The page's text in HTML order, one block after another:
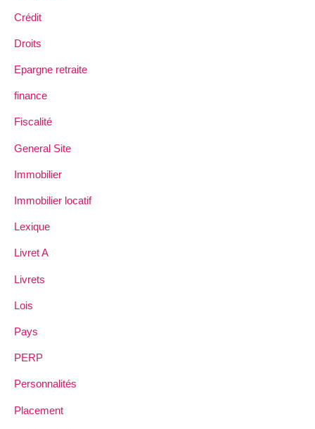
Crédit
Droits
Epargne retraite
finance
Fiscalité
General Site
Immobilier
Immobilier locatif
Lexique
Livret A
Livrets
Lois
Pays
PERP
Personnalités
Placement